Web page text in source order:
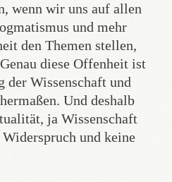
wenn wir uns auf allen
und mehr
den Themen stellen,
diese Offenheit ist
Wissenschaft und
Und deshalb
ja Wissenschaft
und keine